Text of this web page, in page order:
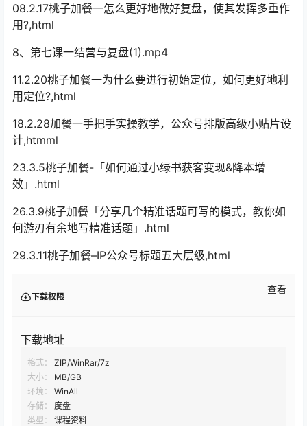
08.2.17桃子加餐一怎么更好地做好复盘，使其发挥多重作
用?,html
8、第七课一结营与复盘(1).mp4
11.2.20桃子加餐一为什么要进行初始定位，如何更好地利
用定位?,html
18.2.28加餐一手把手实操教学，公众号排版高级小贴片设
计,htmml
23.3.5桃子加餐-「如何通过小绿书获客变现&降本增
效」.html
26.3.9桃子加餐「分享几个精准话题可写的模式，教你如
何游刃有余地写精准话题」.html
29.3.11桃子加餐–IP公众号标题五大层级,html
下载权限
查看
下载地址
格式：
ZIP/WinRar/7z
大小：
MB/GB
环境：
WinAll
存储：
度盘
类型：
课程资料